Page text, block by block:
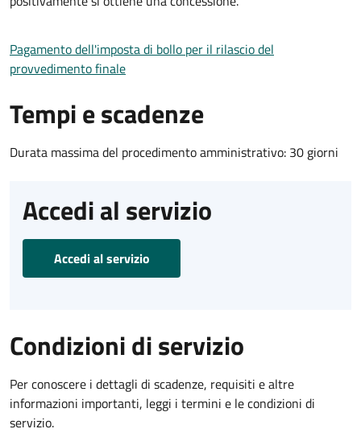
Pagamento dell'imposta di bollo per il rilascio del
provvedimento finale
Tempi e scadenze
Durata massima del procedimento amministrativo: 30 giorni
Accedi al servizio
Accedi al servizio
Condizioni di servizio
Per conoscere i dettagli di scadenze, requisiti e altre
informazioni importanti, leggi i termini e le condizioni di
servizio.